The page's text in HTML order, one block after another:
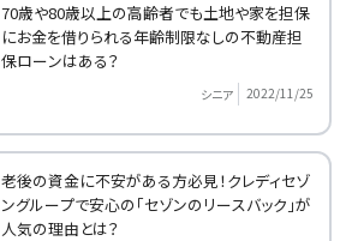
70歳や80歳以上の高齢者でも土地や家を担保
にお金を借りられる年齢制限なしの不動産担
保ローンはある？
シニア 2022/11/25
老後の資金に不安がある方必見！クレディセゾ
ングループで安心の「セゾンのリースバック」が
人気の理由とは？